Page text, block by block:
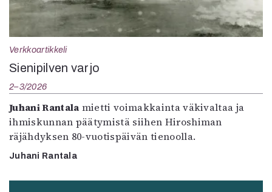
Verkkoartikkeli
Sienipilven varjo
2–3/2026
Juhani Rantala mietti voimakkainta väkivaltaa ja
ihmiskunnan päätymistä siihen Hiroshiman
räjähdyksen 80-vuotispäivän tienoolla.
Juhani Rantala